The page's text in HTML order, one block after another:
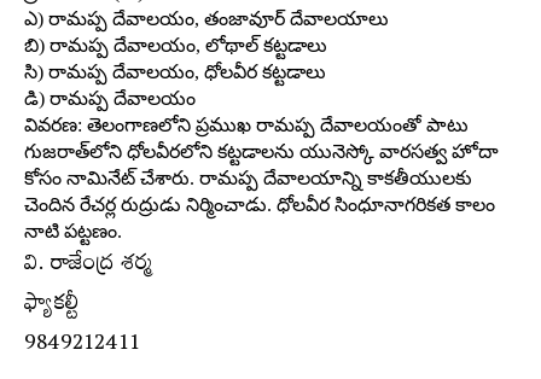
ఎ) రామప్ప దేవాలయం, తంజావూర్‌ దేవాలయాలు
బి) రామప్ప దేవాలయం, లోథాల్‌ కట్టడాలు
సి) రామప్ప దేవాలయం, ధోలవీర కట్టడాలు
డి) రామప్ప దేవాలయం
వివరణ: తెలంగాణలోని ప్రముఖ రామప్ప దేవాలయంతో పాటు
గుజరాత్‌లోని ధోలవీరలోని కట్టడాలను యునెస్కో వారసత్వ హోదా
కోసం నామినేట్‌ చేశారు. రామప్ప దేవాలయాన్ని కాకతీయులకు
చెందిన రేచర్ల రుద్రుడు నిర్మించాడు. ధోలవీర సింధూనాగరికత కాలం
నాటి పట్టణం.
వి. రాజేంద్ర శర్మ
ఫ్యాకల్టీ
9849212411